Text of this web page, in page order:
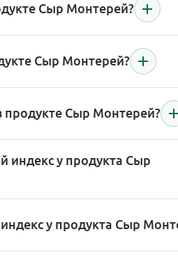
Сыр Монтерей?
Сыр Монтерей?
продукте Сыр Монтерей?
индекс у продукта Сыр
у продукта Сыр